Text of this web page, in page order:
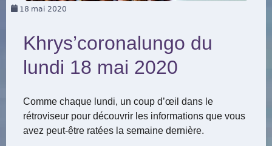
18 mai 2020
Khrys’coronalungo du
lundi 18 mai 2020
Comme chaque lundi, un coup d’œil dans le
rétroviseur pour découvrir les informations que vous
avez peut-être ratées la semaine dernière.